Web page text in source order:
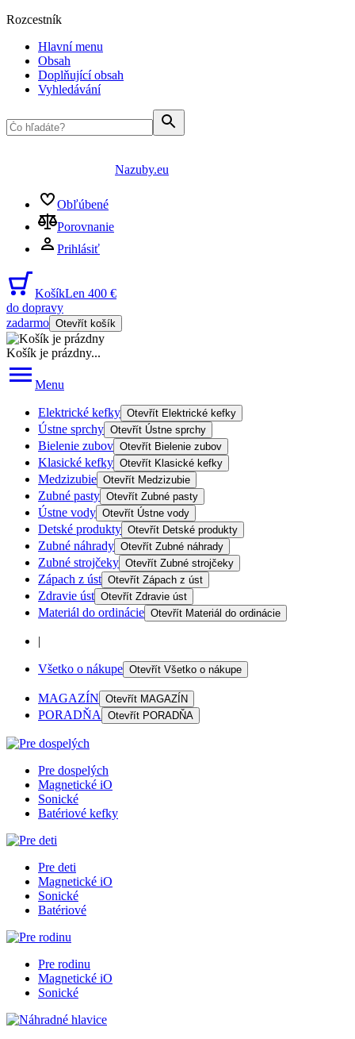
Rozcestník
Hlavní menu
Obsah
Doplňující obsah
Vyhledávání
Nazuby.eu
Obľúbené
Porovnanie
Prihlásiť
KošíkLen 400 €
do dopravy
zadarmo Otevřít košík
Košík je prázdny...
Menu
Elektrické kefky Otevřít Elektrické kefky
Ústne sprchy Otevřít Ústne sprchy
Bielenie zubov Otevřít Bielenie zubov
Klasické kefky Otevřít Klasické kefky
Medzizubie Otevřít Medzizubie
Zubné pasty Otevřít Zubné pasty
Ústne vody Otevřít Ústne vody
Detské produkty Otevřít Detské produkty
Zubné náhrady Otevřít Zubné náhrady
Zubné strojčeky Otevřít Zubné strojčeky
Zápach z úst Otevřít Zápach z úst
Zdravie úst Otevřít Zdravie úst
Materiál do ordinácie Otevřít Materiál do ordinácie
|
Všetko o nákupe Otevřít Všetko o nákupe
MAGAZÍN Otevřít MAGAZÍN
PORADŇA Otevřít PORADŇA
Pre dospelých
Magnetické iO
Sonické
Batériové kefky
Pre deti
Magnetické iO
Sonické
Batériové
Pre rodinu
Magnetické iO
Sonické